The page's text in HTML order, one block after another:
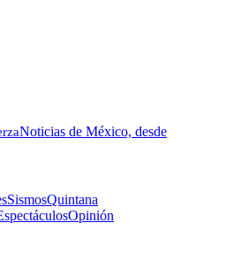
Noticias de México, desde
SismosQuintana
Opinión